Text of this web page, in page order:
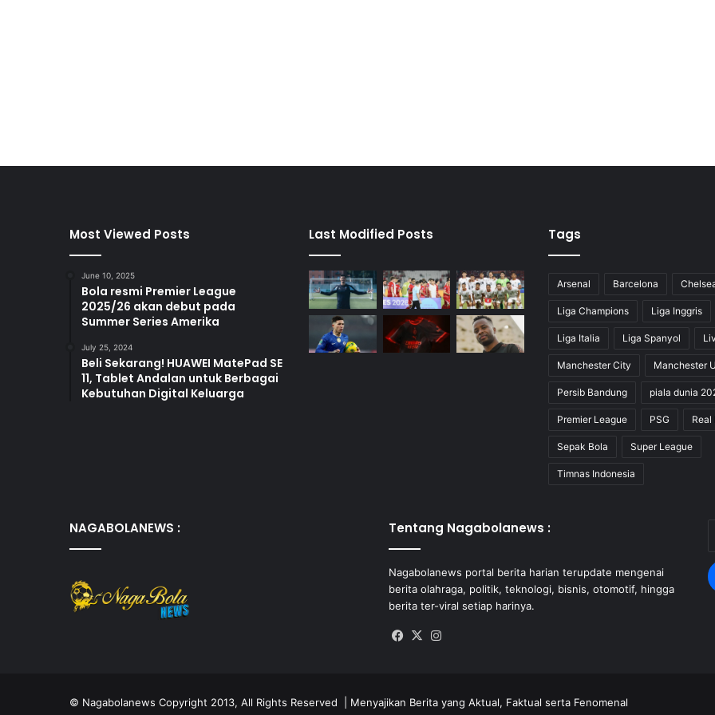
Most Viewed Posts
June 10, 2025
Bola resmi Premier League
2025/26 akan debut pada
Summer Series Amerika
July 25, 2024
Beli Sekarang! HUAWEI MatePad SE
11, Tablet Andalan untuk Berbagai
Kebutuhan Digital Keluarga
Last Modified Posts Tags
Arsenal Barcelona
Liga Champions Liga Inggris
Liga Italia Liga Spanyol
Manchester City Manchester
Persib Bandung piala dunia
Premier League PSG Real
Sepak Bola Super League
Timnas Indonesia
NAGABOLANEWS : Tentang Nagabolanews :
Nagabolanews portal berita harian terupdate mengenai
berita olahraga, politik, teknologi, bisnis, otomotif, hingga
berita ter-viral setiap harinya.
Facebook
X
© Nagabolanews Copyright 2013, All Rights Reserved | Menyajikan Berita yang Aktual, Faktual serta Fenomenal